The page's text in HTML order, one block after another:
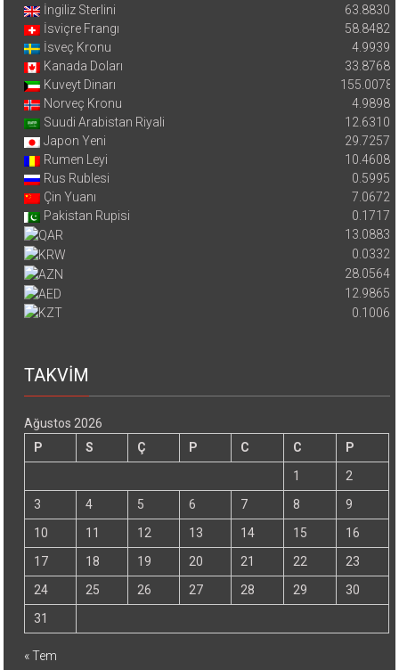
İngiliz Sterlini
63.8830
İsviçre Frangı
58.8482
İsveç Kronu
4.9939
Kanada Doları
33.8768
Kuveyt Dinarı
155.0078
Norveç Kronu
4.9898
Suudi Arabistan Riyali
12.6310
Japon Yeni
29.7257
Rumen Leyi
10.4608
Rus Rublesi
0.5995
Çin Yuanı
7.0672
Pakistan Rupisi
0.1717
13.0883
0.0332
28.0564
12.9865
0.1006
TAKVİM
Ağustos 2026
P
S Ç P C C
P
1
2
3
4 5 6 7 8
9
10
11 12 13 14 15
16
17
18 19 20 21 22
23
24
25 26 27 28 29
30
31
« Tem